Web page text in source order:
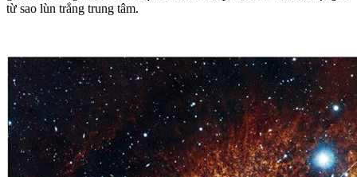
từ sao lùn trắng trung tâm.